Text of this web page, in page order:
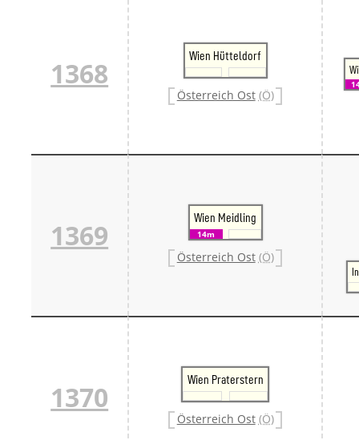
1368
Wien Hütteldorf
Österreich Ost (Ö)
1369
Wien Meidling
14m
Österreich Ost (Ö)
1370
Wien Praterstern
Österreich Ost (Ö)